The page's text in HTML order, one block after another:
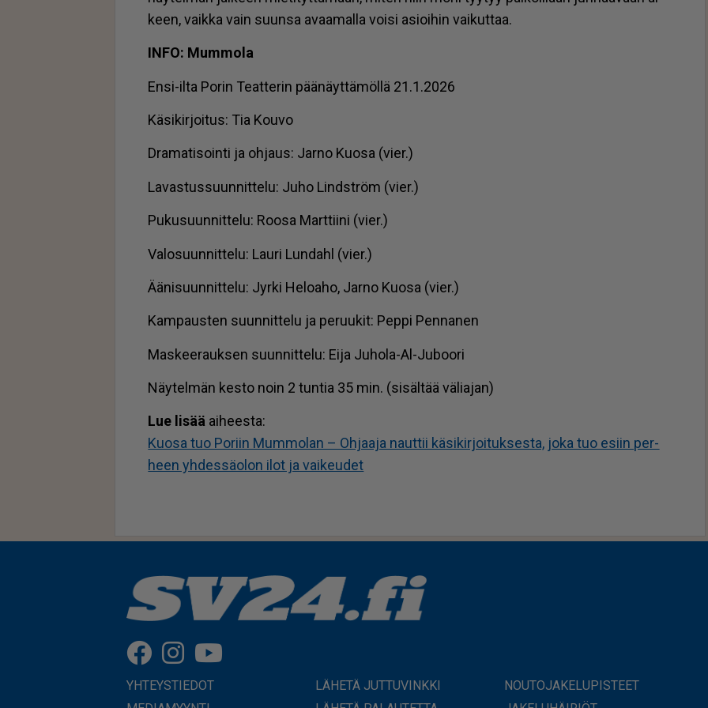
keen, vaik­ka vain suun­sa avaa­mal­la voi­si asi­oi­hin vai­kut­taa.
IN­FO: Mum­mo­la
En­si-il­ta Po­rin Te­at­te­rin pää­näyt­tä­möl­lä 21.1.2026
Kä­si­kir­joi­tus: Tia Kou­vo
Dra­ma­ti­soin­ti ja oh­jaus: Jar­no Kuo­sa (vier.)
La­vas­tus­suun­nit­te­lu: Juho Lindst­röm (vier.)
Pu­ku­suun­nit­te­lu: Roo­sa Mart­tii­ni (vier.)
Va­lo­suun­nit­te­lu: Lau­ri Lun­dahl (vier.)
Ää­ni­suun­nit­te­lu: Jyr­ki He­lo­a­ho, Jar­no Kuo­sa (vier.)
Kam­paus­ten suun­nit­te­lu ja pe­ruu­kit: Pep­pi Pen­na­nen
Mas­kee­rauk­sen suun­nit­te­lu: Ei­ja Ju­ho­la-Al-Ju­boo­ri
Näy­tel­män kes­to noin 2 tun­tia 35 min. (si­säl­tää vä­li­a­jan)
Lue li­sää ai­hees­ta:
Kuo­sa tuo Po­riin Mum­mo­lan – Oh­jaa­ja naut­tii kä­si­kir­joi­tuk­ses­ta, joka tuo esiin per­
heen yh­des­sä­o­lon ilot ja vai­keu­det
YHTEYSTIEDOT
LÄHETÄ JUTTUVINKKI
NOUTOJAKELUPISTEET